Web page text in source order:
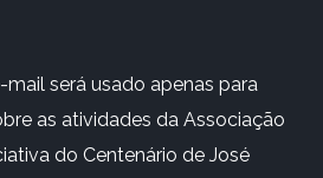
será usado apenas para
as atividades da Associação
do Centenário de José